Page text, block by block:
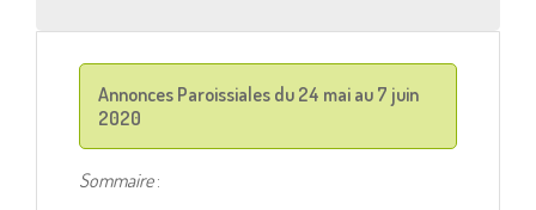
Annonces Paroissiales du 24 mai au 7 juin
2020
Sommaire: